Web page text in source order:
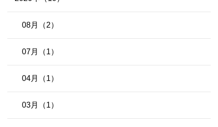
08月（2）
07月（1）
04月（1）
03月（1）